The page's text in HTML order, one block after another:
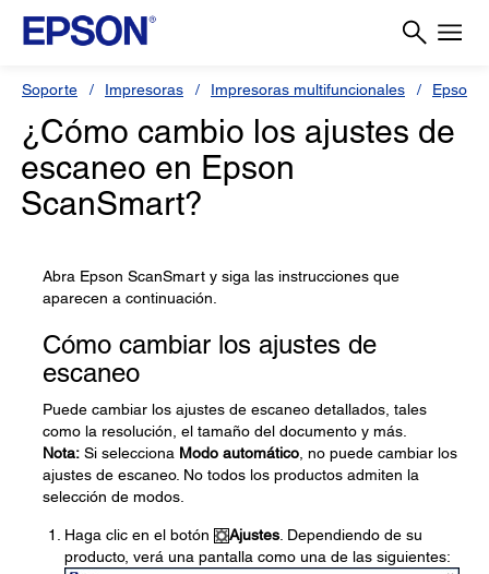
Soporte Impresoras Impresoras multifuncionales Epson
¿Cómo cambio los ajustes de
escaneo en Epson
ScanSmart?
Abra Epson ScanSmart y siga las instrucciones que
aparecen a continuación.
Cómo cambiar los ajustes de
escaneo
Puede cambiar los ajustes de escaneo detallados, tales
como la resolución, el tamaño del documento y más.
Nota: Si selecciona Modo automático , no puede cambiar los
ajustes de escaneo. No todos los productos admiten la
selección de modos.
Haga clic en el botón Ajustes . Dependiendo de su
producto, verá una pantalla como una de las siguientes: